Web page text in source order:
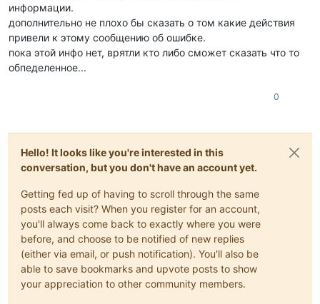
информации.
дополнительно не плохо бы сказать о том какие действия
привели к этому сообщению об ошибке.
пока этой инфо нет, врятли кто либо сможет сказать что то
обпеделенное...
0
Hello! It looks like you're interested in this
conversation, but you don't have an account yet.
Getting fed up of having to scroll through the same
posts each visit? When you register for an account,
you'll always come back to exactly where you were
before, and choose to be notified of new replies
(either via email, or push notification). You'll also be
able to save bookmarks and upvote posts to show
your appreciation to other community members.